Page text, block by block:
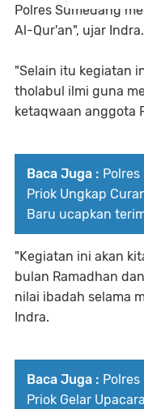
Polres Sumedang
Al-Qur'an", ujar Indra.
"Selain itu kegiatan
tholabul ilmi guna
ketaqwaan anggota
Baca Juga :
Priok Ungkap
Baru ucapkan
"Kegiatan ini akan
bulan Ramadhan
nilai ibadah selama
Indra.
Baca Juga :
Priok Gelar